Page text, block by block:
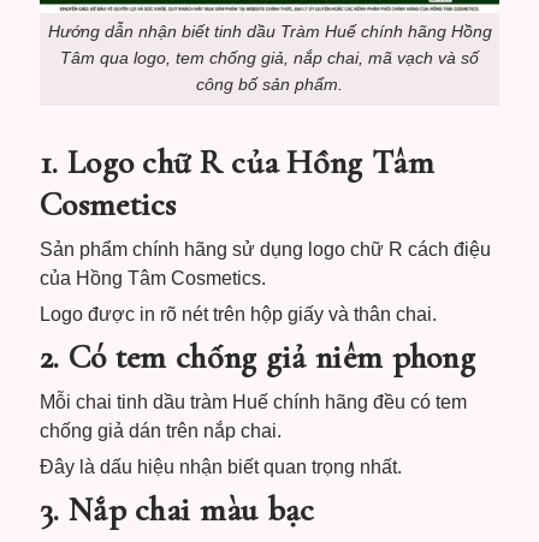
Hướng dẫn nhận biết tinh dầu Tràm Huế chính hãng Hồng
Tâm qua logo, tem chống giả, nắp chai, mã vạch và số
công bố sản phẩm.
1. Logo chữ R của Hồng Tâm
Cosmetics
Sản phẩm chính hãng sử dụng logo chữ R cách điệu
của Hồng Tâm Cosmetics.
Logo được in rõ nét trên hộp giấy và thân chai.
2. Có tem chống giả niêm phong
Mỗi chai tinh dầu tràm Huế chính hãng đều có tem
chống giả dán trên nắp chai.
Đây là dấu hiệu nhận biết quan trọng nhất.
3. Nắp chai màu bạc